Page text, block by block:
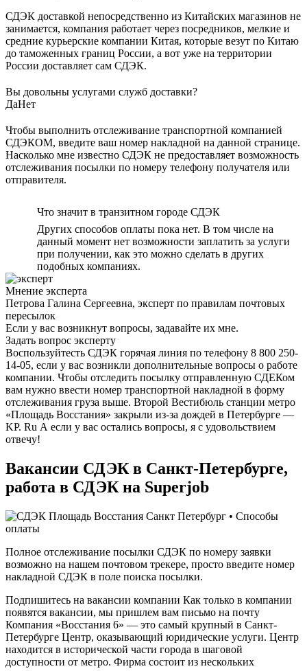
СДЭК доставкой непосредственно из Китайских магазинов не
занимается, компания работает через посредников, мелкие и
средние курьерские компании Китая, которые везут по Китаю
до таможенных границ России, а вот уже на территории
России доставляет сам СДЭК.
Вы довольны услугами служб доставки?
ДаНет
Чтобы выполнить отслеживание транспортной компанией
СДЭКОМ, введите ваш номер накладной на данной странице.
Насколько мне известно СДЭК не предоставляет возможность
отслеживания посылки по номеру телефону получателя или
отправителя.
Что значит в транзитном городе СДЭК
Других способов оплаты пока нет. В том числе на
данный момент нет возможности заплатить за услуги
при получении, как это можно сделать в других
подобных компаниях.
Мнение эксперта
Петрова Галина Сергеевна, эксперт по правилам почтовых
пересылок
Если у вас возникнут вопросы, задавайте их мне.
Задать вопрос эксперту
Воспользуйтесть СДЭК горячая линия по телефону 8 800 250-
14-05, если у вас возникли дополнительные вопросы о работе
компании. Чтобы отследить посылку отправленную СДЕКом
вам нужно ввести номер транспортной накладной в форму
отслеживания груза выше. Второй Вестибюль станции метро
«Площадь Восстания» закрыли из-за дождей в Петербурге —
KP. Ru А если у вас остались вопросы, я с удовольствием
отвечу!
Вакансии СДЭК в Санкт-Петербурге,
работа в СДЭК на Superjob
Полное отслеживание посылки СДЭК по номеру заявки
возможно на нашем почтовом трекере, просто введите номер
накладной СДЭК в поле поиска посылки.
Подпишитесь на вакансии компании Как только в компании
появятся вакансии, мы пришлем вам письмо на почту
Компания «Восстания 6» — это самый крупный в Санкт-
Петербурге Центр, оказывающий юридические услуги. Центр
находится в исторической части города в шаговой
доступности от метро. Фирма состоит из нескольких